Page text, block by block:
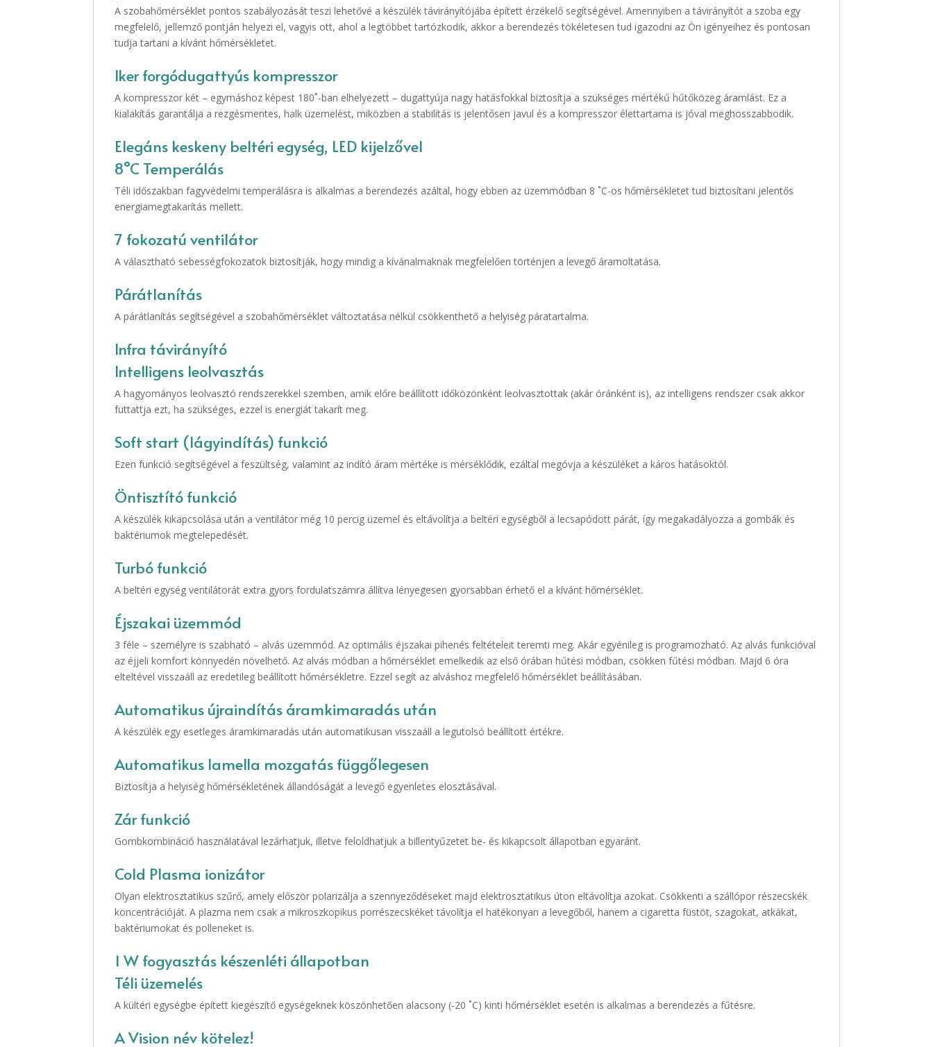
A szobahőmérséklet pontos szabályozását teszi lehetővé a készülék távirányítójába épített érzékelő segítségével. Amennyiben a távirányítót a szoba egy
megfelelő, jellemző pontján helyezi el, vagyis ott, ahol a legtöbbet tartózkodik, akkor a berendezés tökéletesen tud igazodni az Ön igényeihez és pontosan
tudja tartani a kívánt hőmérsékletet.
Iker forgódugattyús kompresszor
A kompresszor két – egymáshoz képest 180˚-ban elhelyezett – dugattyúja nagy hatásfokkal biztosítja a szükséges mértékű hűtőközeg áramlást. Ez a
kialakítás garantálja a rezgésmentes, halk üzemelést, miközben a stabilitás is jelentősen javul és a kompresszor élettartama is jóval meghosszabbodik.
Elegáns keskeny beltéri egység, LED kijelzővel
8°C Temperálás
Téli időszakban fagyvédelmi temperálásra is alkalmas a berendezés azáltal, hogy ebben az üzemmódban 8 ˚C-os hőmérsékletet tud biztosítani jelentős
energiamegtakarítás mellett.
7 fokozatú ventilátor
A választható sebességfokozatok biztosítják, hogy mindig a kívánalmaknak megfelelően történjen a levegő áramoltatása.
Párátlanítás
A párátlanítás segítségével a szobahőmérséklet változtatása nélkül csökkenthető a helyiség páratartalma.
Infra távirányító
Intelligens leolvasztás
A hagyományos leolvasztó rendszerekkel szemben, amik előre beállított időközönként leolvasztottak (akár óránként is), az intelligens rendszer csak akkor
futtattja ezt, ha szükséges, ezzel is energiát takarít meg.
Soft start (lágyindítás) funkció
Ezen funkció segítségével a feszültség, valamint az indító áram mértéke is mérséklődik, ezáltal megóvja a készüléket a káros hatásoktól.
Öntisztító funkció
A készülék kikapcsolása után a ventilátor még 10 percig üzemel és eltávolítja a beltéri egységből a lecsapódott párát, így megakadályozza a gombák és
baktériumok megtelepedését.
Turbó funkció
A beltéri egység ventilátorát extra gyors fordulatszámra állítva lényegesen gyorsabban érhető el a kívánt hőmérséklet.
Éjszakai üzemmód
3 féle – személyre is szabható – alvás üzemmód. Az optimális éjszakai pihenés feltételeit teremti meg. Akár egyénileg is programozható. Az alvás funkcióval
az éjjeli komfort könnyedén növelhető. Az alvás módban a hőmérséklet emelkedik az első órában hűtési módban, csökken fűtési módban. Majd 6 óra
elteltével visszaáll az eredetileg beállított hőmérsékletre. Ezzel segít az alváshoz megfelelő hőmérséklet beállításában.
Automatikus újraindítás áramkimaradás után
A készülék egy esetleges áramkimaradás után automatikusan visszaáll a legutolsó beállított értékre.
Automatikus lamella mozgatás függőlegesen
Biztosítja a helyiség hőmérsékletének állandóságát a levegő egyenletes elosztásával.
Zár funkció
Gombkombináció használatával lezárhatjuk, illetve feloldhatjuk a billentyűzetet be- és kikapcsolt állapotban egyaránt.
Cold Plasma ionizátor
Olyan elektrosztatikus szűrő, amely először polarizálja a szennyeződéseket majd elektrosztatikus úton eltávolítja azokat. Csökkenti a szállópor részecskék
koncentrációját. A plazma nem csak a mikroszkopikus porrészecskéket távolítja el hatékonyan a levegőből, hanem a cigaretta füstöt, szagokat, atkákat,
baktériumokat és polleneket is.
1 W fogyasztás készenléti állapotban
Téli üzemelés
A kültéri egységbe épített kiegészítő egységeknek köszönhetően alacsony (-20 ˚C) kinti hőmérséklet esetén is alkalmas a berendezés a fűtésre.
A Vision név kötelez!